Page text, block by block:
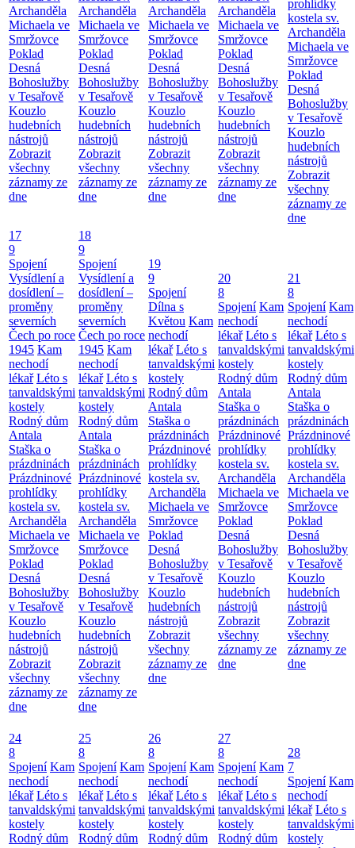
Archanděla
Michaela ve
Smržovce
Poklad
Desná
Bohoslužby
v Tesařově
Kouzlo
hudebních
nástrojů
Zobrazit
všechny
záznamy ze
dne
Archanděla
Michaela ve
Smržovce
Poklad
Desná
Bohoslužby
v Tesařově
Kouzlo
hudebních
nástrojů
Zobrazit
všechny
záznamy ze
dne
Archanděla
Michaela ve
Smržovce
Poklad
Desná
Bohoslužby
v Tesařově
Kouzlo
hudebních
nástrojů
Zobrazit
všechny
záznamy ze
dne
Archanděla
Michaela ve
Smržovce
Poklad
Desná
Bohoslužby
v Tesařově
Kouzlo
hudebních
nástrojů
Zobrazit
všechny
záznamy ze
dne
prohlídky
kostela sv.
Archanděla
Michaela ve
Smržovce
Poklad
Desná
Bohoslužby
v Tesařově
Kouzlo
hudebních
nástrojů
Zobrazit
všechny
záznamy ze
dne
17
9
Spojení
Vysídlení a
dosídlení –
proměny
severních
Čech po roce
1945 Kam
nechodí
lékař Léto s
tanvaldskými
kostely
Rodný dům
Antala
Staška o
prázdninách
Prázdninové
prohlídky
kostela sv.
Archanděla
Michaela ve
Smržovce
Poklad
Desná
Bohoslužby
v Tesařově
Kouzlo
hudebních
nástrojů
Zobrazit
všechny
záznamy ze
dne
18
9
Spojení
Vysídlení a
dosídlení –
proměny
severních
Čech po roce
1945 Kam
nechodí
lékař Léto s
tanvaldskými
kostely
Rodný dům
Antala
Staška o
prázdninách
Prázdninové
prohlídky
kostela sv.
Archanděla
Michaela ve
Smržovce
Poklad
Desná
Bohoslužby
v Tesařově
Kouzlo
hudebních
nástrojů
Zobrazit
všechny
záznamy ze
dne
19
9
Spojení
Dílna s
Květou Kam
nechodí
lékař Léto s
tanvaldskými
kostely
Rodný dům
Antala
Staška o
prázdninách
Prázdninové
prohlídky
kostela sv.
Archanděla
Michaela ve
Smržovce
Poklad
Desná
Bohoslužby
v Tesařově
Kouzlo
hudebních
nástrojů
Zobrazit
všechny
záznamy ze
dne
20
8
Spojení Kam
nechodí
lékař Léto s
tanvaldskými
kostely
Rodný dům
Antala
Staška o
prázdninách
Prázdninové
prohlídky
kostela sv.
Archanděla
Michaela ve
Smržovce
Poklad
Desná
Bohoslužby
v Tesařově
Kouzlo
hudebních
nástrojů
Zobrazit
všechny
záznamy ze
dne
21
8
Spojení Kam
nechodí
lékař Léto s
tanvaldskými
kostely
Rodný dům
Antala
Staška o
prázdninách
Prázdninové
prohlídky
kostela sv.
Archanděla
Michaela ve
Smržovce
Poklad
Desná
Bohoslužby
v Tesařově
Kouzlo
hudebních
nástrojů
Zobrazit
všechny
záznamy ze
dne
24
8
Spojení Kam
nechodí
lékař Léto s
tanvaldskými
kostely
Rodný dům
25
8
Spojení Kam
nechodí
lékař Léto s
tanvaldskými
kostely
Rodný dům
26
8
Spojení Kam
nechodí
lékař Léto s
tanvaldskými
kostely
Rodný dům
27
8
Spojení Kam
nechodí
lékař Léto s
tanvaldskými
kostely
Rodný dům
28
7
Spojení Kam
nechodí
lékař Léto s
tanvaldskými
kostely